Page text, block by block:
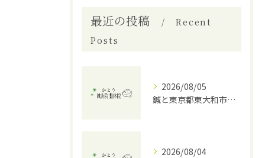
最近の投稿
Recent
Posts
2026/08/05
鍼と東京都東大和市上北台で小円筋の野球肩ケアとリスク回避のポイント
2026/08/04